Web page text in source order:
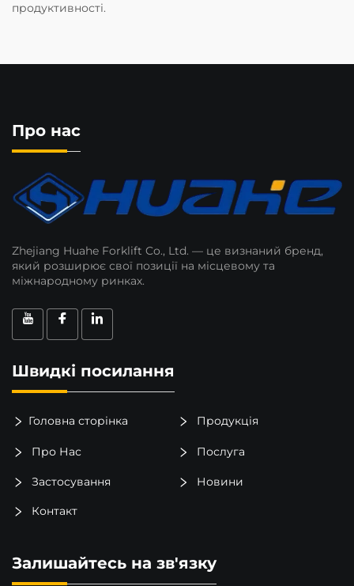
продуктивності.
Про нас
Zhejiang Huahe Forklift Co., Ltd. — це визнаний бренд,
який розширює свої позиції на місцевому та
міжнародному ринках.
Швидкі посилання
Головна сторінка Продукція
Про Нас Послуга
Застосування Новини
Контакт
Залишайтесь на зв'язку